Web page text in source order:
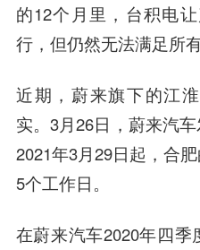
的12个月里，台积电
行，但仍然无法满足所
近期，蔚来旗下的江
实。3月26日， 蔚来汽车
2021年3月29日起，合
5个工作日。
在蔚来汽车2020年四